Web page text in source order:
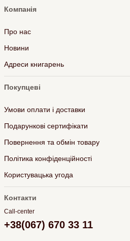
Компанія
Про нас
Новини
Адреси книгарень
Покупцеві
Умови оплати і доставки
Подарункові сертифікати
Повернення та обмін товару
Політика конфіденційності
Користувацька угода
Контакти
Call-center
+38(067) 670 33 11